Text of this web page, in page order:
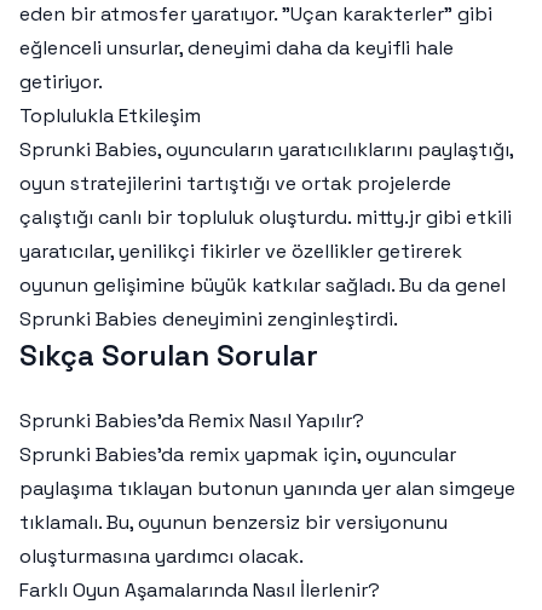
eden bir atmosfer yaratıyor. "Uçan karakterler" gibi
eğlenceli unsurlar, deneyimi daha da keyifli hale
getiriyor.
Toplulukla Etkileşim
Sprunki Babies, oyuncuların yaratıcılıklarını paylaştığı,
oyun stratejilerini tartıştığı ve ortak projelerde
çalıştığı canlı bir topluluk oluşturdu. mitty.jr gibi etkili
yaratıcılar, yenilikçi fikirler ve özellikler getirerek
oyunun gelişimine büyük katkılar sağladı. Bu da genel
Sprunki Babies deneyimini zenginleştirdi.
Sıkça Sorulan Sorular
Sprunki Babies'da Remix Nasıl Yapılır?
Sprunki Babies'da remix yapmak için, oyuncular
paylaşıma tıklayan butonun yanında yer alan simgeye
tıklamalı. Bu, oyunun benzersiz bir versiyonunu
oluşturmasına yardımcı olacak.
Farklı Oyun Aşamalarında Nasıl İlerlenir?